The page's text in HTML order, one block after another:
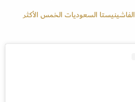
الفاشينيستا السعوديات الخمس الأكثر